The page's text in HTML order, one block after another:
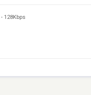
- 128Kbps